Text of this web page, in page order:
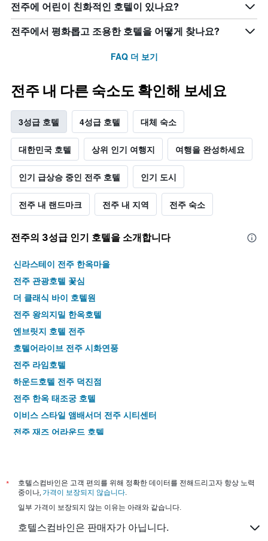
전주에 어린이 친화적인 호텔이 있나요?
전주에서 평화롭고 조용한 호텔을 어떻게 찾나요?
FAQ 더 보기
전주 내 다른 숙소도 확인해 보세요
3성급 호텔 4성급 호텔 대체 숙소
대한민국 호텔 상위 인기 여행지 여행을 완성하세요
인기 급상승 중인 전주 호텔 인기 도시
전주 내 랜드마크 전주 내 지역 전주 숙소
전주​의 3​성급 인기 호텔을 소개합니다
신라스테이 전주 한옥마을
전주 관광호텔 꽃심
더 클래식 바이 호텔원
전주 왕의지밀 한옥호텔
엔브릿지 호텔 전주
호텔어라이브 전주 시화연풍
전주 라임호텔
하운드호텔 전주 덕진점
전주 한옥 태조궁 호텔
이비스 스타일 앰배서더 전주 시티센터
전주 재즈 어라운드 호텔
전주 호텔 더빈센트
호텔 다빈
한옥혜윰
*
호텔스컴바인은 고객 편의를 위해 정확한 데이터를 전해드리고자 항상 노력
중이나, 가격이 보장되지 않습니다.
일부 가격이 보장되지 않는 이유는 아래와 같습니다.
호텔스컴바인은 판매자가 아닙니다.